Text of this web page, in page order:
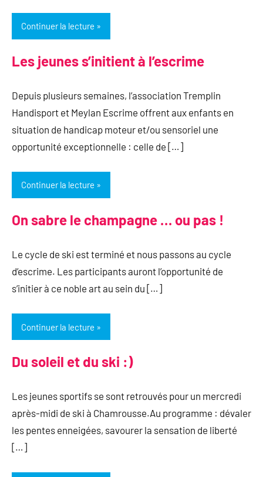
Continuer la lecture
Les jeunes s’initient à l’escrime
Depuis plusieurs semaines, l’association Tremplin
Handisport et Meylan Escrime offrent aux enfants en
situation de handicap moteur et/ou sensoriel une
opportunité exceptionnelle : celle de […]
Continuer la lecture
On sabre le champagne … ou pas !
Le cycle de ski est terminé et nous passons au cycle
d’escrime. Les participants auront l’opportunité de
s’initier à ce noble art au sein du […]
Continuer la lecture
Du soleil et du ski :)
Les jeunes sportifs se sont retrouvés pour un mercredi
après-midi de ski à Chamrousse.Au programme : dévaler
les pentes enneigées, savourer la sensation de liberté
[…]